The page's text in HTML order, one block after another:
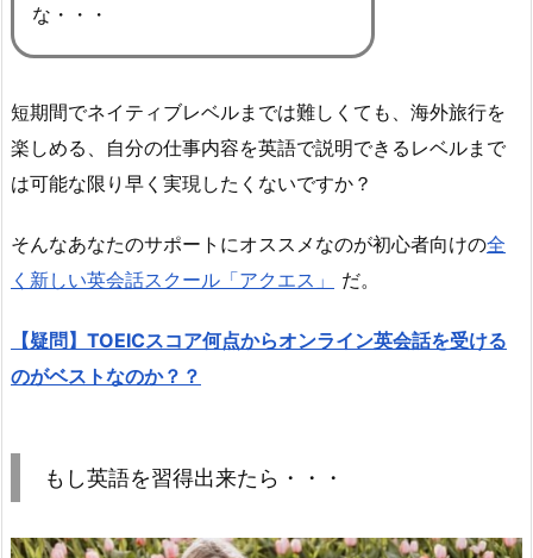
な・・・
短期間でネイティブレベルまでは難しくても、海外旅行を
楽しめる、自分の仕事内容を英語で説明できるレベルまで
は可能な限り早く実現したくないですか？
そんなあなたのサポートにオススメなのが初心者向けの全
く新しい英会話スクール「アクエス」
だ。
【疑問】TOEICスコア何点からオンライン英会話を受ける
のがベストなのか？？
もし英語を習得出来たら・・・